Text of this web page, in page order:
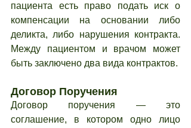
пациента есть право подать иск о
компенсации на основании либо
деликта, либо нарушения контракта.
Между пациентом и врачом может
быть заключено два вида контрактов.
Договор Поручения
Договор поручения — это
соглашение, в котором одно лицо